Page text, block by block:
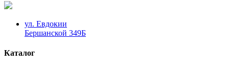
ул. Евдокии
Бершанской 349Б
Каталог